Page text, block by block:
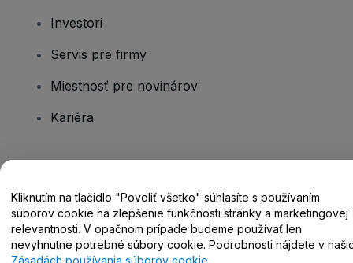
Investori
Servis pre firmy
Miestnosť pre novinárov
Kariéra
Centrum pomoci / Kontaktujte nás
Kliknutím na tlačidlo "Povoliť všetko" súhlasíte s používaním
súborov cookie na zlepšenie funkčnosti stránky a marketingovej
relevantnosti. V opačnom prípade budeme používať len
nevyhnutne potrebné súbory cookie. Podrobnosti nájdete v
Zásadách používania súborov cookie